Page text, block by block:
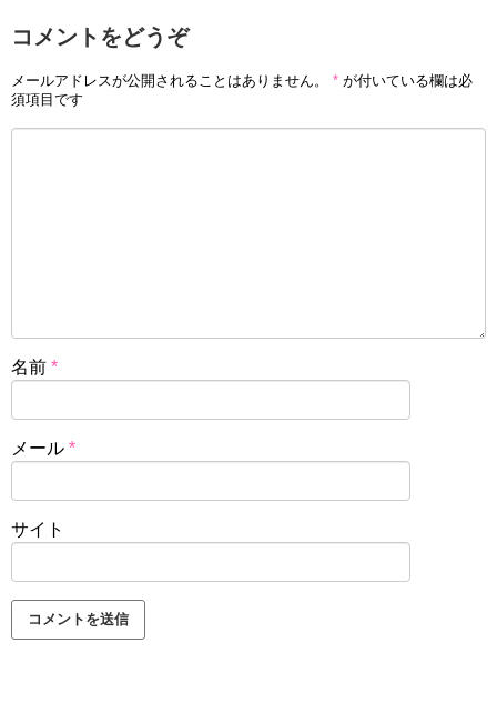
コメントをどうぞ
メールアドレスが公開されることはありません。 * が付いている欄は必
須項目です
名前 *
メール *
サイト